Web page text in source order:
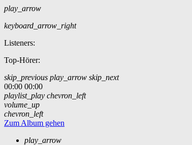
play_arrow
keyboard_arrow_right
Listeners:
Top-Hörer:
skip_previous play_arrow skip_next
00:00 00:00
playlist_play chevron_left
volume_up
chevron_left
Zum Album gehen
play_arrow